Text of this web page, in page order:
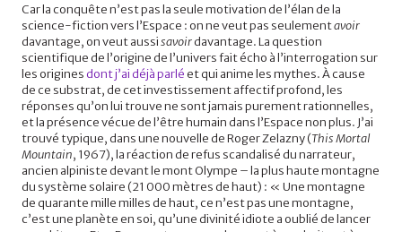
Car la conquête n’est pas la seule motivation de l’élan de la
science-fiction vers l’Espace : on ne veut pas seulementavoir
davantage, on veut aussisavoirdavantage. La question
scientifique de l’origine de l’univers fait écho à l’interrogation sur
les origines dont j’ai déjà parlé et qui anime les mythes. À cause
de ce substrat, de cet investissement affectif profond, les
réponses qu’on lui trouve ne sont jamais purement rationnelles,
et la présence vécue de l’être humain dans l’Espace non plus. J’ai
trouvé typique, dans une nouvelle de Roger Zelazny (This Mortal
Mountain, 1967), la réaction de refus scandalisé du narrateur,
ancien alpiniste devant le mont Olympe – la plus haute montagne
du système solaire (21 000 mètres de haut) : « Une montagne
de quarante mille milles de haut, ce n’est pas une montagne,
c’est une planète en soi, qu’une divinité idiote a oublié de lancer